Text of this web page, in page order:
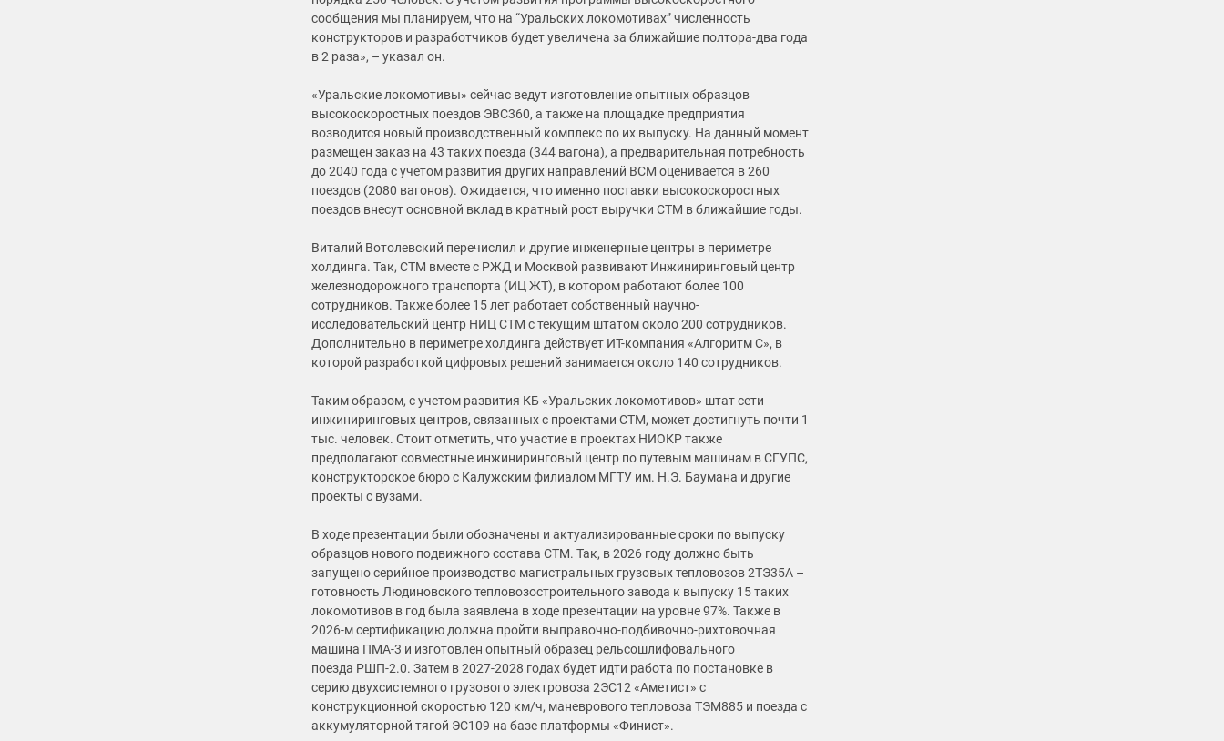
сообщения мы планируем, что на “Уральских локомотивах” численность
конструкторов и разработчиков будет увеличена за ближайшие полтора-два года
в 2 раза», – указал он.
«Уральские локомотивы» сейчас ведут изготовление опытных образцов
высокоскоростных поездов ЭВС360, а также на площадке предприятия
возводится новый производственный комплекс по их выпуску. На данный момент
размещен заказ на 43 таких поезда (344 вагона), а предварительная потребность
до 2040 года с учетом развития других направлений ВСМ оценивается в 260
поездов (2080 вагонов). Ожидается, что именно поставки высокоскоростных
поездов внесут основной вклад в кратный рост выручки СТМ в ближайшие годы.
Виталий Вотолевский перечислил и другие инженерные центры в периметре
холдинга. Так, СТМ вместе с РЖД и Москвой развивают Инжиниринговый центр
железнодорожного транспорта (ИЦ ЖТ), в котором работают более 100
сотрудников. Также более 15 лет работает собственный научно-
исследовательский центр НИЦ СТМ с текущим штатом около 200 сотрудников.
Дополнительно в периметре холдинга действует ИТ-компания «Алгоритм С», в
которой разработкой цифровых решений занимается около 140 сотрудников.
Таким образом, с учетом развития КБ «Уральских локомотивов» штат сети
инжиниринговых центров, связанных с проектами СТМ, может достигнуть почти 1
тыс. человек. Стоит отметить, что участие в проектах НИОКР также
предполагают совместные инжиниринговый центр по путевым машинам в СГУПС,
конструкторское бюро с Калужским филиалом МГТУ им. Н.Э. Баумана и другие
проекты с вузами.
В ходе презентации были обозначены и актуализированные сроки по выпуску
образцов нового подвижного состава СТМ. Так, в 2026 году должно быть
запущено серийное производство магистральных грузовых тепловозов 2ТЭ35А –
готовность Людиновского тепловозостроительного завода к выпуску 15 таких
локомотивов в год была заявлена в ходе презентации на уровне 97%. Также в
2026-м сертификацию должна пройти выправочно‑подбивочно‑рихтовочная
машина ПМА-3 и изготовлен опытный образец рельсошлифовального
поезда РШП-2.0. Затем в 2027-2028 годах будет идти работа по постановке в
серию двухсистемного грузового электровоза 2ЭС12 «Аметист» с
конструкционной скоростью 120 км/ч, маневрового тепловоза ТЭМ885 и поезда с
аккумуляторной тягой ЭС109 на базе платформы «Финист».